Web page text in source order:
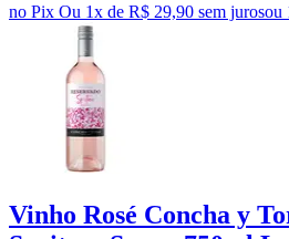
no Pix Ou 1x de R$ 29,90 sem jurosou
Vinho Rosé Concha y